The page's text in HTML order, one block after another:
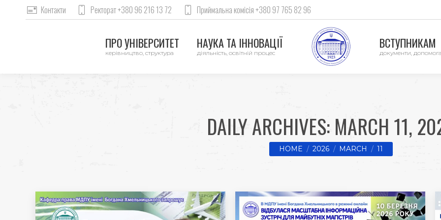
Контакти Ректорат +380 96 216 13 72 Приймальна комісія +380 97 765 82 96
ПРО УНІВЕРСИТЕТ
керівництво, структура
НАУКА ТА ІННОВАЦІЇ
діяльність, освітній процес
ВСТУПНИКАМ
документи, допомога
DAILY ARCHIVES: MARCH 11,
You are here:
HOME 2026 MARCH 11